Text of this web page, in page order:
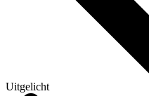
Uitgelicht